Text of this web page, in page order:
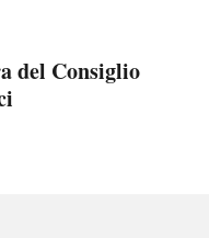
del Consiglio